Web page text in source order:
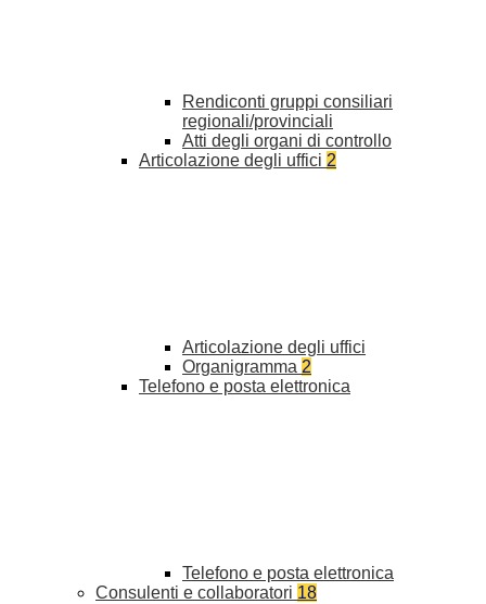
Rendiconti gruppi consiliari
regionali/provinciali
Atti degli organi di controllo
Articolazione degli uffici 2
Articolazione degli uffici
Organigramma 2
Telefono e posta elettronica
Telefono e posta elettronica
Consulenti e collaboratori 18